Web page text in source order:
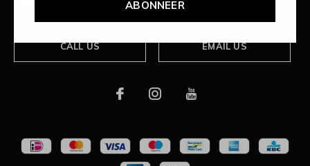
ABONNEER
CALL US EMAIL US